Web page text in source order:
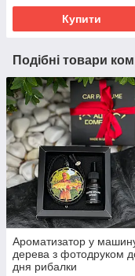
Купити
Подібні товари
Ароматизатор у
дерева з фотодруком
дня рибалки